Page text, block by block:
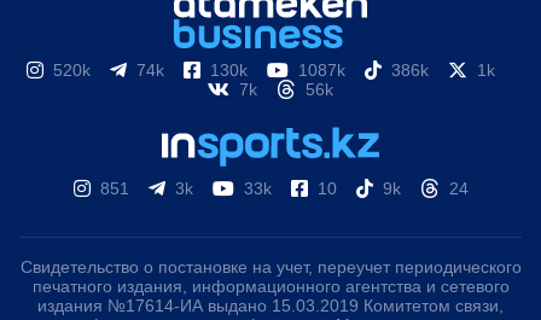
520k 74k 130k 1087k 386k
1k
7k
56k
851 3k 33k 10 9k 24
Свидетельство о постановке на учет, переучет периодического
печатного издания, информационного агентства и сетевого
издания №17614-ИА выдано 15.03.2019 Комитетом связи,